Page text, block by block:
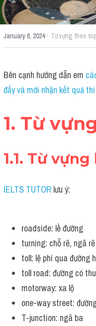
January 6, 2024· Từ vựng theo
Bên cạnh hướng dẫn em
đấy và mới nhận kết quả
1. Từ
1.1. Từ
IELTS TUTOR lưu ý:
roadside: lề đường
turning: chỗ rẽ, ngã rẽ
toll: lệ phí qua đường
toll road: đường có
motorway: xa lộ
one-way street:
T-junction: ngã ba